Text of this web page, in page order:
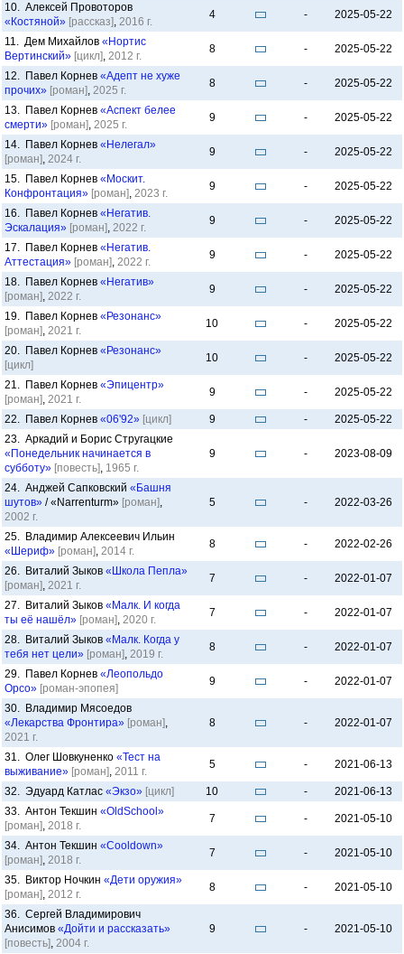
10. Алексей Провоторов
«Костяной» [рассказ], 2016 г.
4 - 2025-05-22
11. Дем Михайлов «Нортис
Вертинский» [цикл], 2012 г.
8 - 2025-05-22
12. Павел Корнев «Адепт не хуже
прочих» [роман], 2025 г.
8 - 2025-05-22
13. Павел Корнев «Аспект белее
смерти» [роман], 2025 г.
9 - 2025-05-22
14. Павел Корнев «Нелегал»
[роман], 2024 г.
9 - 2025-05-22
15. Павел Корнев «Москит.
Конфронтация» [роман], 2023 г.
9 - 2025-05-22
16. Павел Корнев «Негатив.
Эскалация» [роман], 2022 г.
9 - 2025-05-22
17. Павел Корнев «Негатив.
Аттестация» [роман], 2022 г.
9 - 2025-05-22
18. Павел Корнев «Негатив»
[роман], 2022 г.
9 - 2025-05-22
19. Павел Корнев «Резонанс»
[роман], 2021 г.
10 - 2025-05-22
20. Павел Корнев «Резонанс»
[цикл]
10 - 2025-05-22
21. Павел Корнев «Эпицентр»
[роман], 2021 г.
9 - 2025-05-22
22. Павел Корнев «06'92» [цикл] 9 -
2025-05-22
23. Аркадий и Борис Стругацкие
«Понедельник начинается в
субботу» [повесть], 1965 г.
9 - 2023-08-09
24. Анджей Сапковский «Башня
шутов» / «Narrenturm» [роман],
2002 г.
5 - 2022-03-26
25. Владимир Алексеевич Ильин
«Шериф» [роман], 2014 г.
8 - 2022-02-26
26. Виталий Зыков «Школа Пепла»
[роман], 2021 г.
7 - 2022-01-07
27. Виталий Зыков «Малк. И когда
ты её нашёл» [роман], 2020 г.
7 - 2022-01-07
28. Виталий Зыков «Малк. Когда у
тебя нет цели» [роман], 2019 г.
8 - 2022-01-07
29. Павел Корнев «Леопольдо
Орсо» [роман-эпопея]
9 - 2022-01-07
30. Владимир Мясоедов
«Лекарства Фронтира» [роман],
2021 г.
8 - 2022-01-07
31. Олег Шовкуненко «Тест на
выживание» [роман], 2011 г.
5 - 2021-06-13
32. Эдуард Катлас «Экзо» [цикл] 10 -
2021-06-13
33. Антон Текшин «OldSchool»
[роман], 2018 г.
7 - 2021-05-10
34. Антон Текшин «Cooldown»
[роман], 2018 г.
7 - 2021-05-10
35. Виктор Ночкин «Дети оружия»
[роман], 2012 г.
8 - 2021-05-10
36. Сергей Владимирович
Анисимов «Дойти и рассказать»
[повесть], 2004 г.
9 - 2021-05-10